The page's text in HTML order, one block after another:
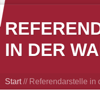
IN DER
Start// Referendarstelle in